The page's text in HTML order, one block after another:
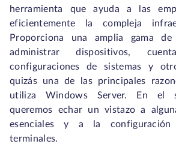
herramienta que ayuda a las
eficientemente la compleja
Proporciona una amplia gama de
administrar dispositivos,
configuraciones de sistemas y
quizás una de las principales
utiliza Windows Server. En el
queremos echar un vistazo a
esenciales y a la
terminales.